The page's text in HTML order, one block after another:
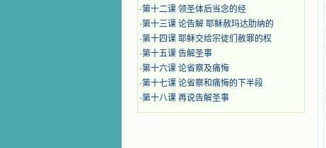
·第十二课 领圣体后当念的经
·第十三课 论告解 耶稣赦玛达肋纳的
·第十四课 耶稣交给宗徒们赦罪的权
·第十五课 告解圣事
·第十六课 论省察及痛悔
·第十七课 论省察和痛悔的下半段
·第十八课 再说告解圣事